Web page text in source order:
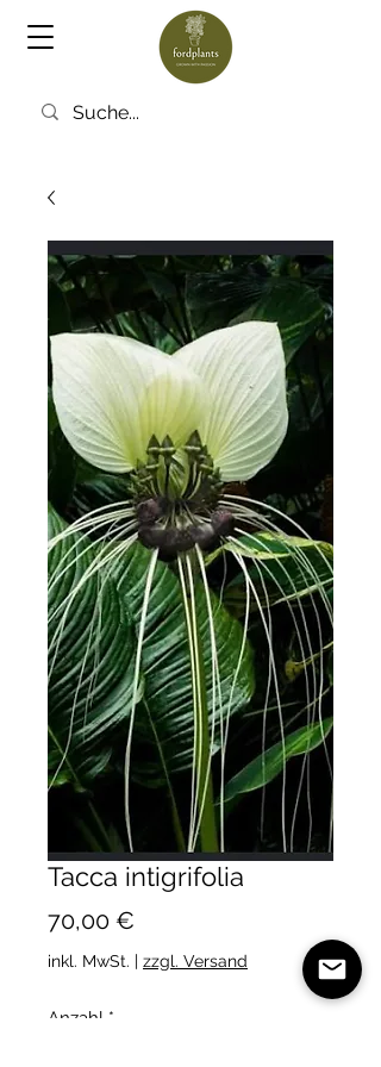
Tacca intigrifolia
70,00 €
inkl. MwSt. | zzgl. Versand
Anzahl *